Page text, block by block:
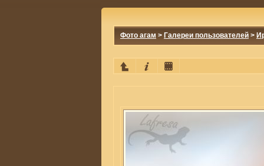
Фото агам > Галереи пользователей >